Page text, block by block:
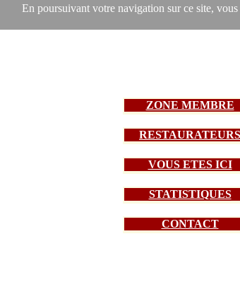
En poursuivant votre navigation sur ce site, vous
ZONE MEMBRE
RESTAURATEURS
VOUS ETES ICI
STATISTIQUES
CONTACT